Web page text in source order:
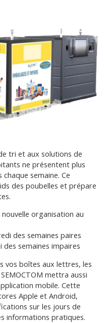
tri et aux solutions de
ne présentent plus
semaine. Ce
des poubelles et prépare
organisation au
des semaines paires
des semaines impaires
vos boîtes aux lettres, les
mettra aussi
mobile. Cette
Apple et Android,
sur les jours de
informations pratiques.